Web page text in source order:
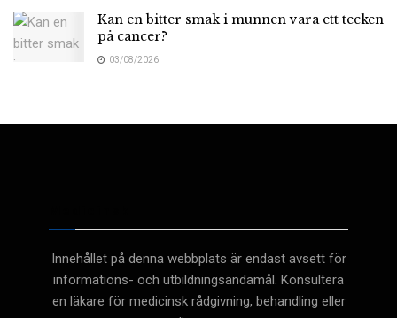
Kan en bitter smak i munnen vara ett tecken
på cancer?
03/08/2026
Innehållet på denna webbplats är endast avsett för
informations- och utbildningsändamål. Konsultera
en läkare för medicinsk rådgivning, behandling eller